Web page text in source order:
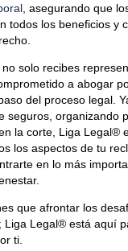
, asegurando que
todos los beneficios y
solo recibes
a abogar
del proceso legal.
seguros, organizando
la corte, Liga Legal®
los aspectos de tu
en lo más
que afrontar los
Liga Legal® está aquí
ti.